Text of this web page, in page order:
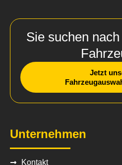
Sie suchen
Jetzt
Unternehmen
Kontakt